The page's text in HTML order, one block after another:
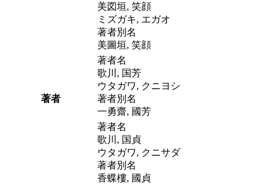
著者
美図垣, 笑顔
ミズガキ, エガオ
著者別名
美圖垣, 笑顔
著者名
歌川, 国芳
ウタガワ, クニヨシ
著者別名
一勇齋, 國芳
著者名
歌川, 国貞
ウタガワ, クニサダ
著者別名
香蝶樓, 國貞